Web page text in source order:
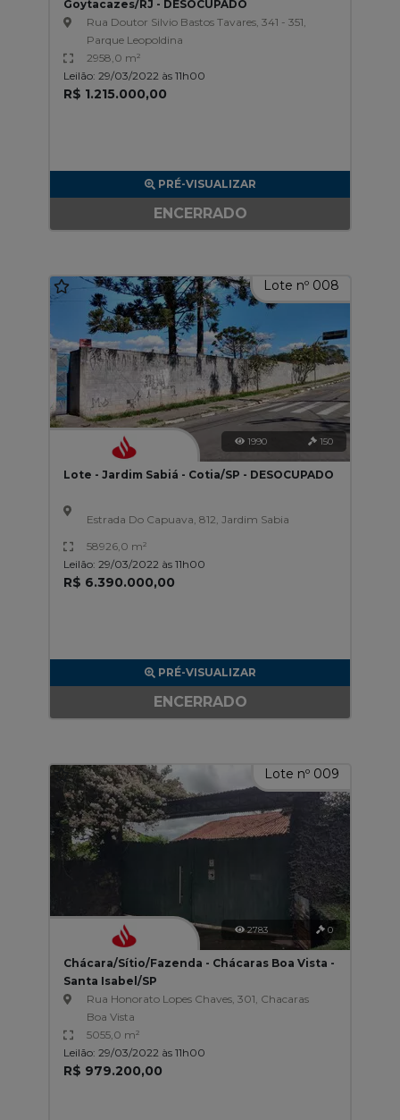
Goytacazes/RJ - DESOCUPADO
Rua Doutor Silvio Bastos Tavares, 341 - 351,
Parque Leopoldina
2958,0 m²
Leilão: 29/03/2022 às 11h00
R$ 1.215.000,00
PRÉ-VISUALIZAR
ENCERRADO
Lote nº 008
1990 150
Lote - Jardim Sabiá - Cotia/SP - DESOCUPADO
Estrada Do Capuava, 812, Jardim Sabia
58926,0 m²
Leilão: 29/03/2022 às 11h00
R$ 6.390.000,00
PRÉ-VISUALIZAR
ENCERRADO
Lote nº 009
2783 0
Chácara/Sítio/Fazenda - Chácaras Boa Vista -
Santa Isabel/SP
Rua Honorato Lopes Chaves, 301, Chacaras
Boa Vista
5055,0 m²
Leilão: 29/03/2022 às 11h00
R$ 979.200,00